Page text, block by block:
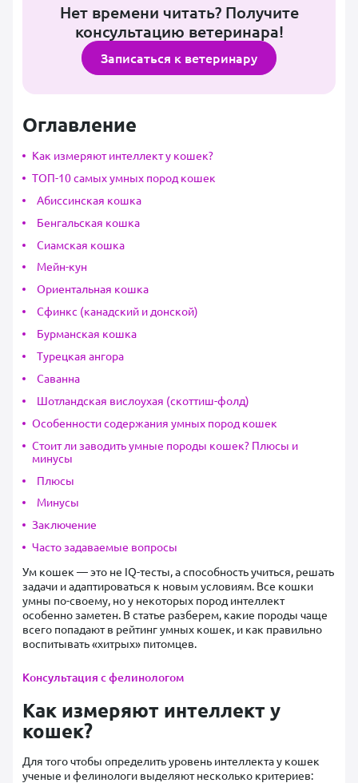
Нет времени читать? Получите
консультацию ветеринара!
Записаться к ветеринару
Оглавление
Как измеряют интеллект у кошек?
ТОП-10 самых умных пород кошек
Абиссинская кошка
Бенгальская кошка
Сиамская кошка
Мейн-кун
Ориентальная кошка
Сфинкс (канадский и донской)
Бурманская кошка
Турецкая ангора
Саванна
Шотландская вислоухая (скоттиш-фолд)
Особенности содержания умных пород кошек
Стоит ли заводить умные породы кошек? Плюсы и
минусы
Плюсы
Минусы
Заключение
Часто задаваемые вопросы
Ум кошек — это не IQ-тесты, а способность учиться, решать
задачи и адаптироваться к новым условиям. Все кошки
умны по-своему, но у некоторых пород интеллект
особенно заметен. В статье разберем, какие породы чаще
всего попадают в рейтинг умных кошек, и как правильно
воспитывать «хитрых» питомцев.
Консультация с фелинологом
Как измеряют интеллект у
кошек?
Для того чтобы определить уровень интеллекта у кошек
ученые и фелинологи выделяют несколько критериев: